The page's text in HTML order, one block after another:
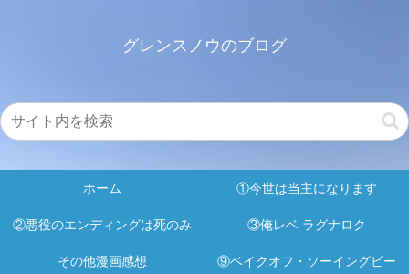
グレンスノウのブログ
ホーム ①今世は当主になります
②悪役のエンディングは死のみ ③俺レベ ラグナロク
その他漫画感想 ⑨ベイクオフ・ソーイングビー